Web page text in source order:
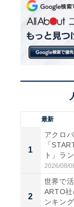
最新
1
アクロ
「
ト」ラ
2026/08/
2
世界で
ARTO
ンキン